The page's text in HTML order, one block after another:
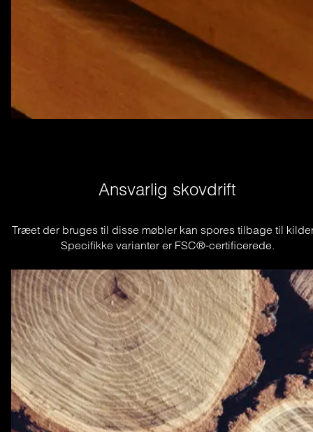
Ansvarlig skovdrift
Træet der bruges til disse møbler kan spores tilbage til
Specifikke varianter er FSC®-certificerede.